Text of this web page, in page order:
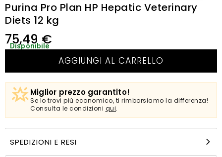
Purina Pro Plan HP Hepatic Veterinary
Diets 12 kg
75,49 €
Disponibile
AGGIUNGI AL CARRELLO
Miglior prezzo garantito!
Se lo trovi più economico, ti rimborsiamo la differenza!
Consulta le condizioni qui.
SPEDIZIONI E RESI